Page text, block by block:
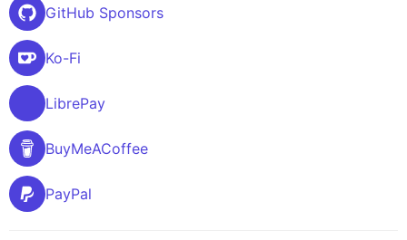
GitHub Sponsors
Ko-Fi
LibrePay
BuyMeACoffee
PayPal